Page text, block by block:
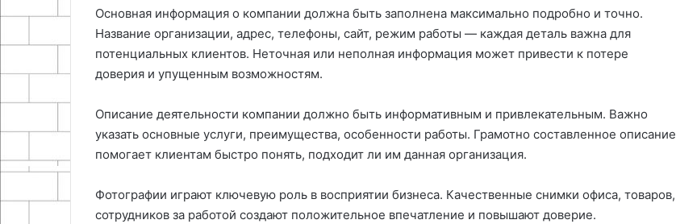
Основная информация о компании должна быть заполнена максимально подробно и точно.
Название организации, адрес, телефоны, сайт, режим работы — каждая деталь важна для
потенциальных клиентов. Неточная или неполная информация может привести к потере
доверия и упущенным возможностям.
Описание деятельности компании должно быть информативным и привлекательным. Важно
указать основные услуги, преимущества, особенности работы. Грамотно составленное описание
помогает клиентам быстро понять, подходит ли им данная организация.
Фотографии играют ключевую роль в восприятии бизнеса. Качественные снимки офиса, товаров,
сотрудников за работой создают положительное впечатление и повышают доверие.